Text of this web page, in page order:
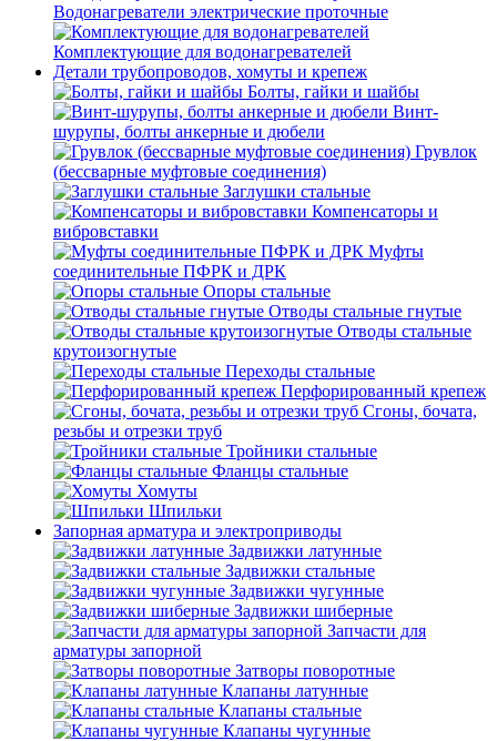
Водонагреватели электрические проточные
Комплектующие для водонагревателей
Детали трубопроводов, хомуты и крепеж
Болты, гайки и шайбы
Винт-
шурупы, болты анкерные и дюбели
Грувлок
(бессварные муфтовые соединения)
Заглушки стальные
Компенсаторы и
вибровставки
Муфты
соединительные ПФРК и ДРК
Опоры стальные
Отводы стальные гнутые
Отводы стальные
крутоизогнутые
Переходы стальные
Перфорированный крепеж
Сгоны, бочата,
резьбы и отрезки труб
Тройники стальные
Фланцы стальные
Хомуты
Шпильки
Запорная арматура и электроприводы
Задвижки латунные
Задвижки стальные
Задвижки чугунные
Задвижки шиберные
Запчасти для
арматуры запорной
Затворы поворотные
Клапаны латунные
Клапаны стальные
Клапаны чугунные